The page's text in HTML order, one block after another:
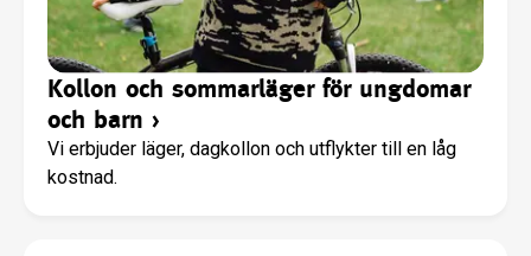
Kollon och sommarläger för ungdomar
och barn ›
Vi erbjuder läger, dagkollon och utflykter till en låg
kostnad.